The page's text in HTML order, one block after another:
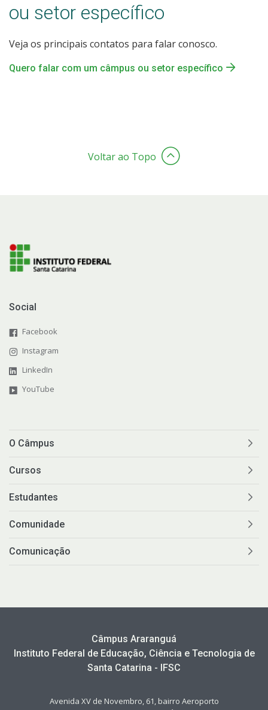
ou setor específico
Veja os principais contatos para falar conosco.
Quero falar com um câmpus ou setor específico
Voltar ao Topo
Social
Facebook
Instagram
LinkedIn
YouTube
O Câmpus
Cursos
Estudantes
Comunidade
Comunicação
Câmpus Araranguá
Instituto Federal de Educação, Ciência e Tecnologia de
Santa Catarina - IFSC
Avenida XV de Novembro, 61, bairro Aeroporto